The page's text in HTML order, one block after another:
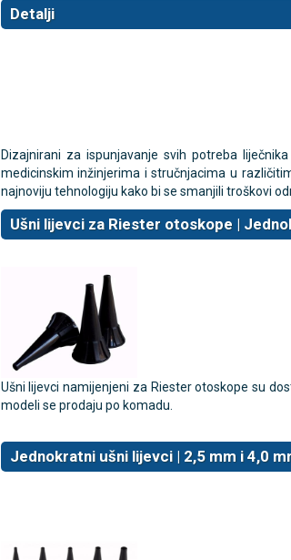
Detalji
Dizajnirani za ispunjavanje svih potreba
medicinskim inžinjerima i stručnjacima u
najnoviju tehnologiju kako bi se smanjili troškovi
Ušni lijevci za Riester otoskope |
Ušni lijevci namijenjeni za Riester otoskope su
modeli se prodaju po komadu.
Jednokratni ušni lijevci | 2,5 mm i 4,0
Novo
VITAMMY Pilla 7 × 4 – tjedna
kutija za tablete
Novo
za